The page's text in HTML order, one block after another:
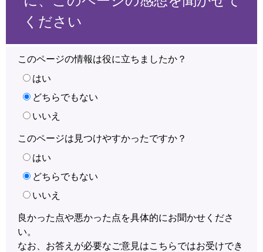
ください
このページの情報は役に立ちましたか？
はい
どちらでもない
いいえ
このページは見つけやすかったですか？
はい
どちらでもない
いいえ
良かった点や悪かった点を具体的にお聞かせくださ
い。
なお、お答えが必要なご意見はこちらではお受けでき